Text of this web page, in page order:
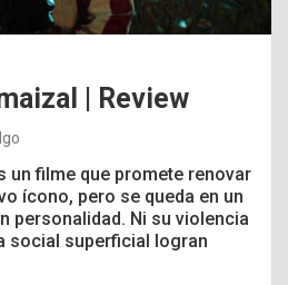
| Review
un filme que promete renovar
ícono, pero se queda en un
personalidad. Ni su violencia
social superficial logran